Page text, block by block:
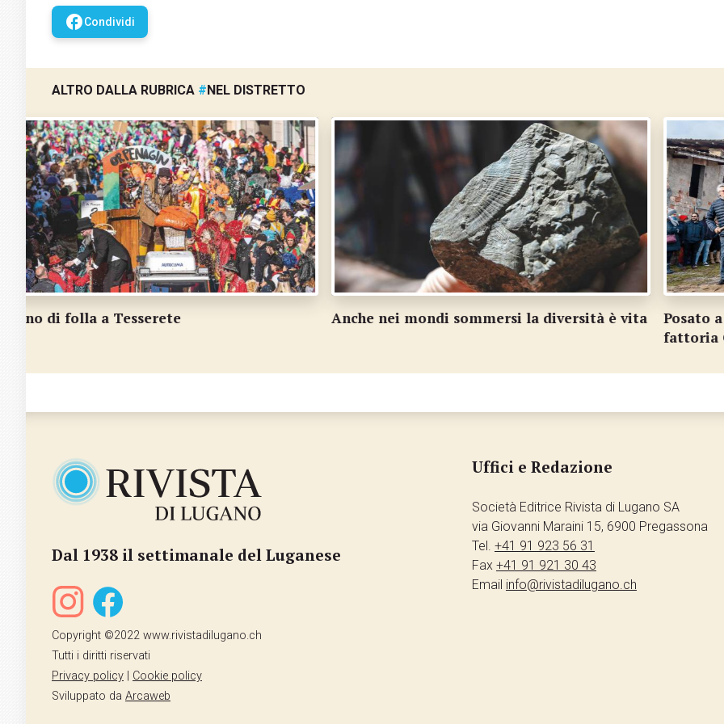
facebookCondividi
ALTRO DALLA RUBRICA #NEL DISTRETTO
Anche nei mondi sommersi la diversità è vita
Posato a Vezia il primo mattone della nuova
Dal 1938 il settimanale del Luganese
Copyright ©2022 www.rivistadilugano.ch
Tutti i diritti riservati
Privacy policy
Cookie policy
Sviluppato da Arcaweb
Uffici e Redazione
Società Editrice Rivista di Lugano SA
via Giovanni Maraini 15, 6900 Pregassona
Tel. +41 91 923 56 31
Fax +41 91 921 30 43
Email info@rivistadilugano.ch